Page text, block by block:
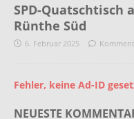
SPD-Quatschtisch
Rünthe Süd
6. Februar 2025
Fehler, keine Ad-ID
NEUESTE